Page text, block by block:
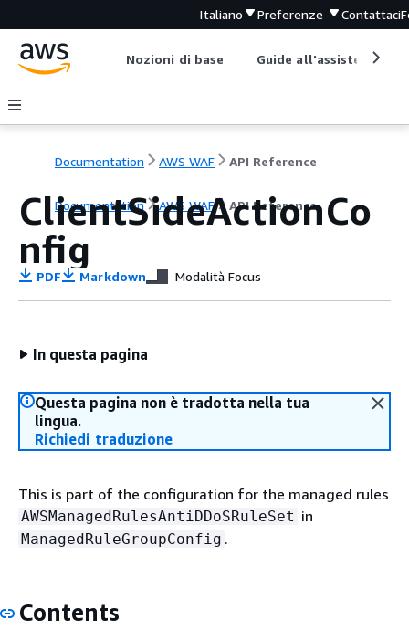
Italiano Preferenze Contattaci
Nozioni di base Guide all'assistenza
Documentation AWS WAF API Reference
Documentation AWS WAF API Reference
ClientSideActionCo
nfig
PDF Markdown Modalità Focus
In questa pagina
Questa pagina non è tradotta nella tua
lingua.
Richiedi traduzione
This is part of the configuration for the managed rules
AWSManagedRulesAntiDDoSRuleSet in
ManagedRuleGroupConfig .
Contents